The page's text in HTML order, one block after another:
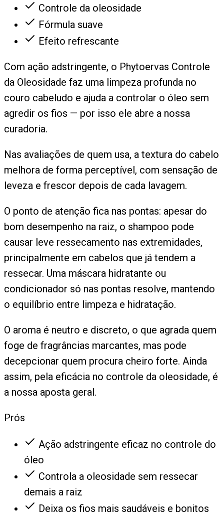
Controle da oleosidade
Fórmula suave
Efeito refrescante
Com ação adstringente, o Phytoervas Controle
da Oleosidade faz uma limpeza profunda no
couro cabeludo e ajuda a controlar o óleo sem
agredir os fios — por isso ele abre a nossa
curadoria.
Nas avaliações de quem usa, a textura do cabelo
melhora de forma perceptível, com sensação de
leveza e frescor depois de cada lavagem.
O ponto de atenção fica nas pontas: apesar do
bom desempenho na raiz, o shampoo pode
causar leve ressecamento nas extremidades,
principalmente em cabelos que já tendem a
ressecar. Uma máscara hidratante ou
condicionador só nas pontas resolve, mantendo
o equilíbrio entre limpeza e hidratação.
O aroma é neutro e discreto, o que agrada quem
foge de fragrâncias marcantes, mas pode
decepcionar quem procura cheiro forte. Ainda
assim, pela eficácia no controle da oleosidade, é
a nossa aposta geral.
Prós
Ação adstringente eficaz no controle do
óleo
Controla a oleosidade sem ressecar
demais a raiz
Deixa os fios mais saudáveis e bonitos